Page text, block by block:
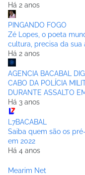
Há 2 anos
PINGANDO FOGO
Zé Lopes, o poeta
cultura, precisa da sua
Há 2 anos
AGENCIA BACABAL
CABO DA POLÍCIA
DURANTE ASSALTO
Há 3 anos
L7BACABAL
Saiba quem são os
em 2022
Há 4 anos
Mearim Net